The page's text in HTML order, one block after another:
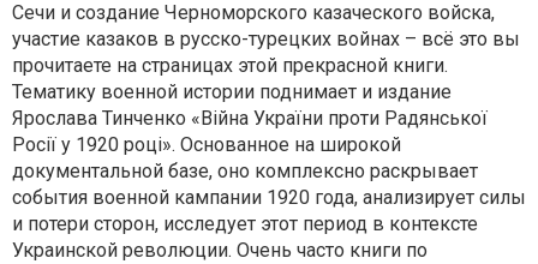
Сечи и создание Черноморского казаческого войска,
участие казаков в русско-турецких войнах – всё это вы
прочитаете на страницах этой прекрасной книги.
Тематику военной истории поднимает и издание
Ярослава Тинченко «Війна України проти Радянської
Росії у 1920 році». Основанное на широкой
документальной базе, оно комплексно раскрывает
события военной кампании 1920 года, анализирует силы
и потери сторон, исследует этот период в контексте
Украинской революции. Очень часто книги по